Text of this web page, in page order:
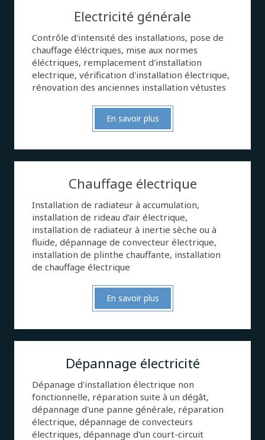
Electricité générale
Contrôle d'intensité des installations, pose de
chauffage éléctriques, mise aux normes
éléctriques, remplacement d'installation
electrique, vérification d'installation électrique,
rénovation des anciennes installation vétustes
En savoir plus
Chauffage électrique
Installation de radiateur à accumulation,
installation de rideau d’air électrique,
installation de radiateur à inertie sèche ou à
fluide, dépannage de convecteur électrique,
installation de plinthe chauffante, installation
de chauffage électrique
En savoir plus
Dépannage électricité
Dépanage d'installation électrique non
fonctionnelle, réparation suite à un dégât,
dépannage d'une panne générale, réparation
électrique, dépannage de convecteurs
électriques, dépannage d'un court-circuit